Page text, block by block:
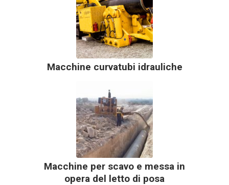
Macchine curvatubi idrauliche
Macchine per scavo e messa in
opera del letto di posa